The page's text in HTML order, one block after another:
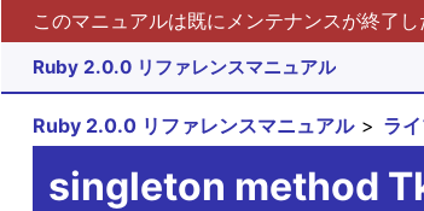
このマニュアルは既にメンテナンスが終了
Ruby 2.0.0 リファレンスマニュアル
Ruby 2.0.0 リファレンスマニュアル ラ
singleton method